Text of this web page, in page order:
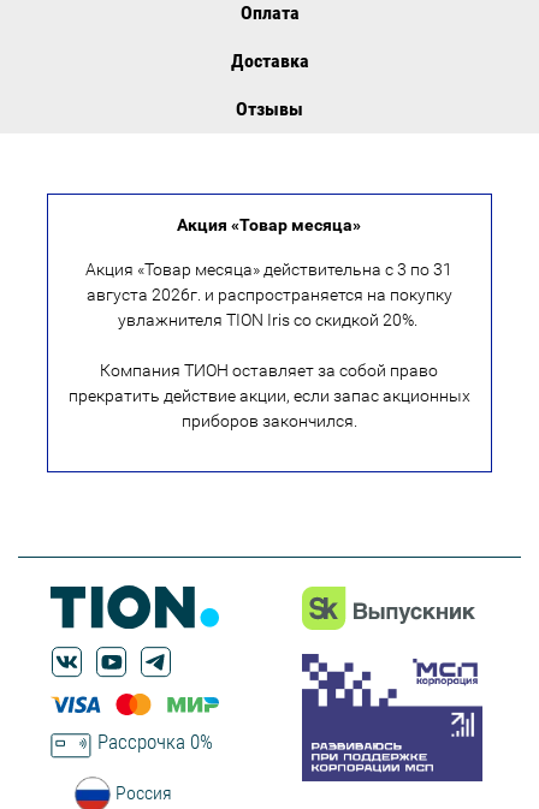
Оплата
Доставка
Отзывы
Акция «Товар месяца»
Акция «Товар месяца» действительна с 3 по 31
августа 2026г. и распространяется на покупку
увлажнителя TION Iris со скидкой 20%.
Компания ТИОН оставляет за собой право
прекратить действие акции, если запас акционных
приборов закончился.
Рассрочка 0%
Россия